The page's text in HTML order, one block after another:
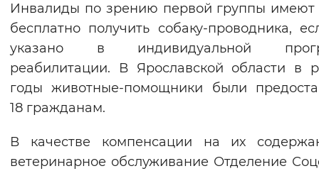
Включены Выключены
Звуковой ассистент
Воспроизвести Остановить
Вернуть стандартные настройки
Инвалиды по зрению первой группы имеют
бесплатно получить собаку-проводника,
указано в индивидуальной
реабилитации. В Ярославской области в
годы животные-помощники были
18 гражданам.
В качестве компенсации на их
ветеринарное обслуживание Отделение